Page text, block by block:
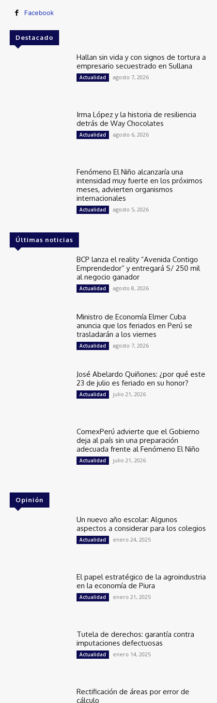
Facebook
Destacado
Hallan sin vida y con signos de tortura a
empresario secuestrado en Sullana
Actualidad agosto 7, 2026
Irma López y la historia de resiliencia
detrás de Way Chocolates
Actualidad agosto 6, 2026
Fenómeno El Niño alcanzaría una
intensidad muy fuerte en los próximos
meses, advierten organismos
internacionales
Actualidad agosto 5, 2026
Últimas noticias
BCP lanza el reality “Avenida Contigo
Emprendedor” y entregará S/ 250 mil
al negocio ganador
Actualidad agosto 8, 2026
Ministro de Economía Elmer Cuba
anuncia que los feriados en Perú se
trasladarán a los viernes
Actualidad agosto 7, 2026
José Abelardo Quiñones: ¿por qué este
23 de julio es feriado en su honor?
Actualidad julio 21, 2026
ComexPerú advierte que el Gobierno
deja al país sin una preparación
adecuada frente al Fenómeno El Niño
Actualidad julio 21, 2026
Opinión
Un nuevo año escolar: Algunos
aspectos a considerar para los colegios
Actualidad enero 24, 2025
El papel estratégico de la agroindustria
en la economía de Piura
Actualidad enero 21, 2025
Tutela de derechos: garantía contra
imputaciones defectuosas
Actualidad enero 14, 2025
Rectificación de áreas por error de
cálculo